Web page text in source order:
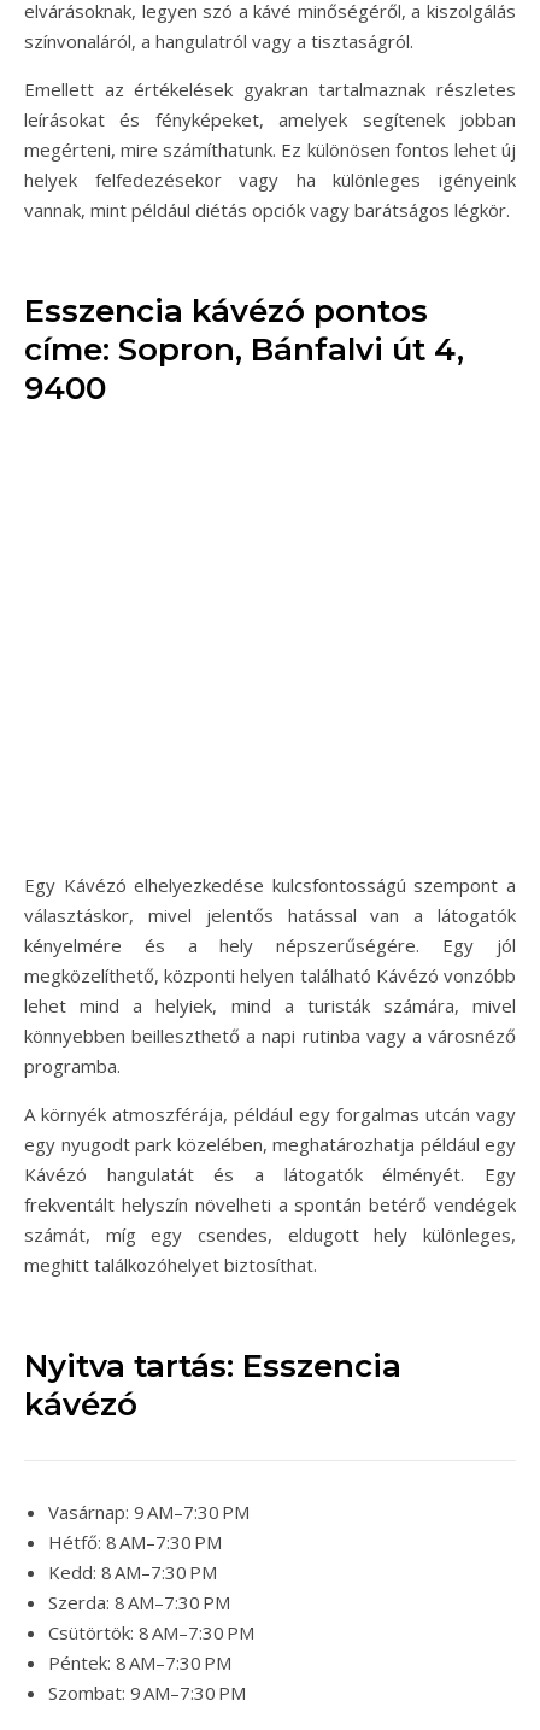
elvárásoknak, legyen szó a kávé minőségéről, a kiszolgálás
színvonaláról, a hangulatról vagy a tisztaságról.
Emellett az értékelések gyakran tartalmaznak részletes
leírásokat és fényképeket, amelyek segítenek jobban
megérteni, mire számíthatunk. Ez különösen fontos lehet új
helyek felfedezésekor vagy ha különleges igényeink
vannak, mint például diétás opciók vagy barátságos légkör.
Esszencia kávézó pontos
címe: Sopron, Bánfalvi út 4,
9400
Egy Kávézó elhelyezkedése kulcsfontosságú szempont a
választáskor, mivel jelentős hatással van a látogatók
kényelmére és a hely népszerűségére. Egy jól
megközelíthető, központi helyen található Kávézó vonzóbb
lehet mind a helyiek, mind a turisták számára, mivel
könnyebben beilleszthető a napi rutinba vagy a városnéző
programba.
A környék atmoszférája, például egy forgalmas utcán vagy
egy nyugodt park közelében, meghatározhatja például egy
Kávézó hangulatát és a látogatók élményét. Egy
frekventált helyszín növelheti a spontán betérő vendégek
számát, míg egy csendes, eldugott hely különleges,
meghitt találkozóhelyet biztosíthat.
Nyitva tartás: Esszencia
kávézó
Vasárnap: 9 AM–7:30 PM
Hétfő: 8 AM–7:30 PM
Kedd: 8 AM–7:30 PM
Szerda: 8 AM–7:30 PM
Csütörtök: 8 AM–7:30 PM
Péntek: 8 AM–7:30 PM
Szombat: 9 AM–7:30 PM